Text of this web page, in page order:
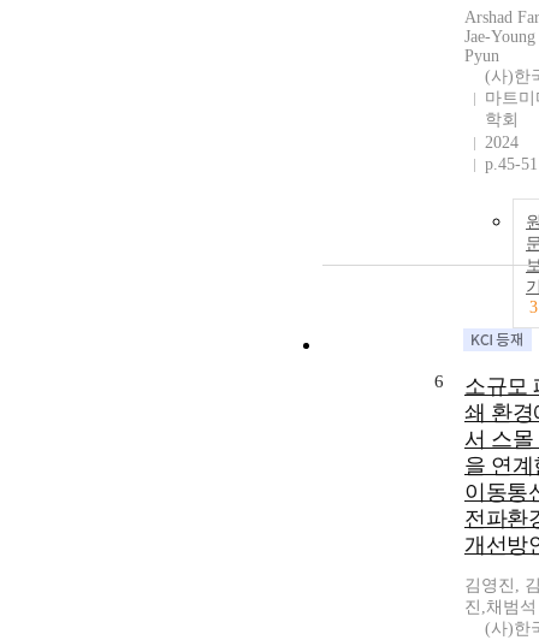
Arshad
Jae-Young
Pyun
(사)한
마트
학회
2024
p.45-51
3
6
소규모
쇄 환경
서 스몰
을 연계
이동통
전파환
개선방
김영진,
진,채범석
(사)한